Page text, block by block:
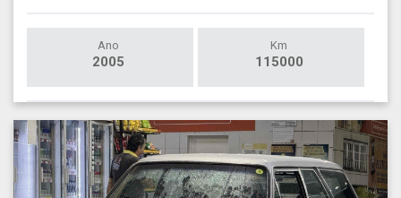
Ano
2005
Km
115000